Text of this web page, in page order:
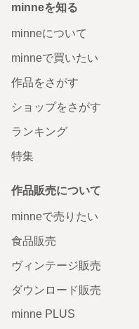
minneを知る
minneについて
minneで買いたい
作品をさがす
ショップをさがす
ランキング
特集
作品販売について
minneで売りたい
食品販売
ヴィンテージ販売
ダウンロード販売
minne PLUS